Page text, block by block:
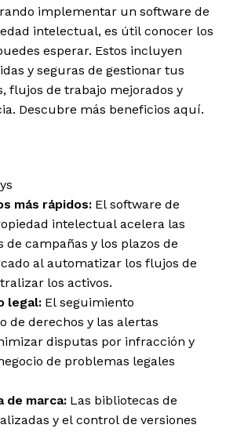
implementar un software de
intelectual, es útil conocer los
esperar. Estos incluyen
y seguras de gestionar tus
flujos de trabajo mejorados y
Descubre más beneficios aquí.
más rápidos: El software de
intelectual acelera las
de campañas y los plazos de
al automatizar los flujos de
los activos.
legal: El seguimiento
de derechos y las alertas
disputas por infracción y
de problemas legales
de marca: Las bibliotecas de
y el control de versiones